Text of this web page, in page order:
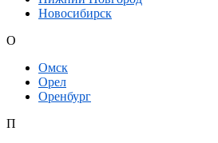
Новосибирск
О
Омск
Орел
Оренбург
П